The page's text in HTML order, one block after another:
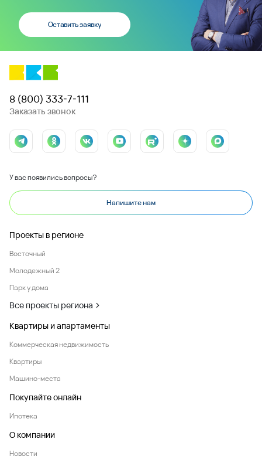
Оставить заявку
8 (800) 333-7-111
Заказать звонок
У вас появились вопросы?
Напишите нам
Проекты в регионе
Восточный
Молодежный 2
Парк у дома
Все проекты региона
Квартиры и апартаменты
Коммерческая недвижимость
Квартиры
Машино-места
Покупайте онлайн
Ипотека
О компании
Новости